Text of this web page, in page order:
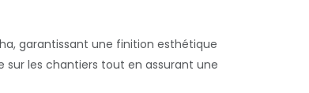
garantissant une finition esthétique
les chantiers tout en assurant une